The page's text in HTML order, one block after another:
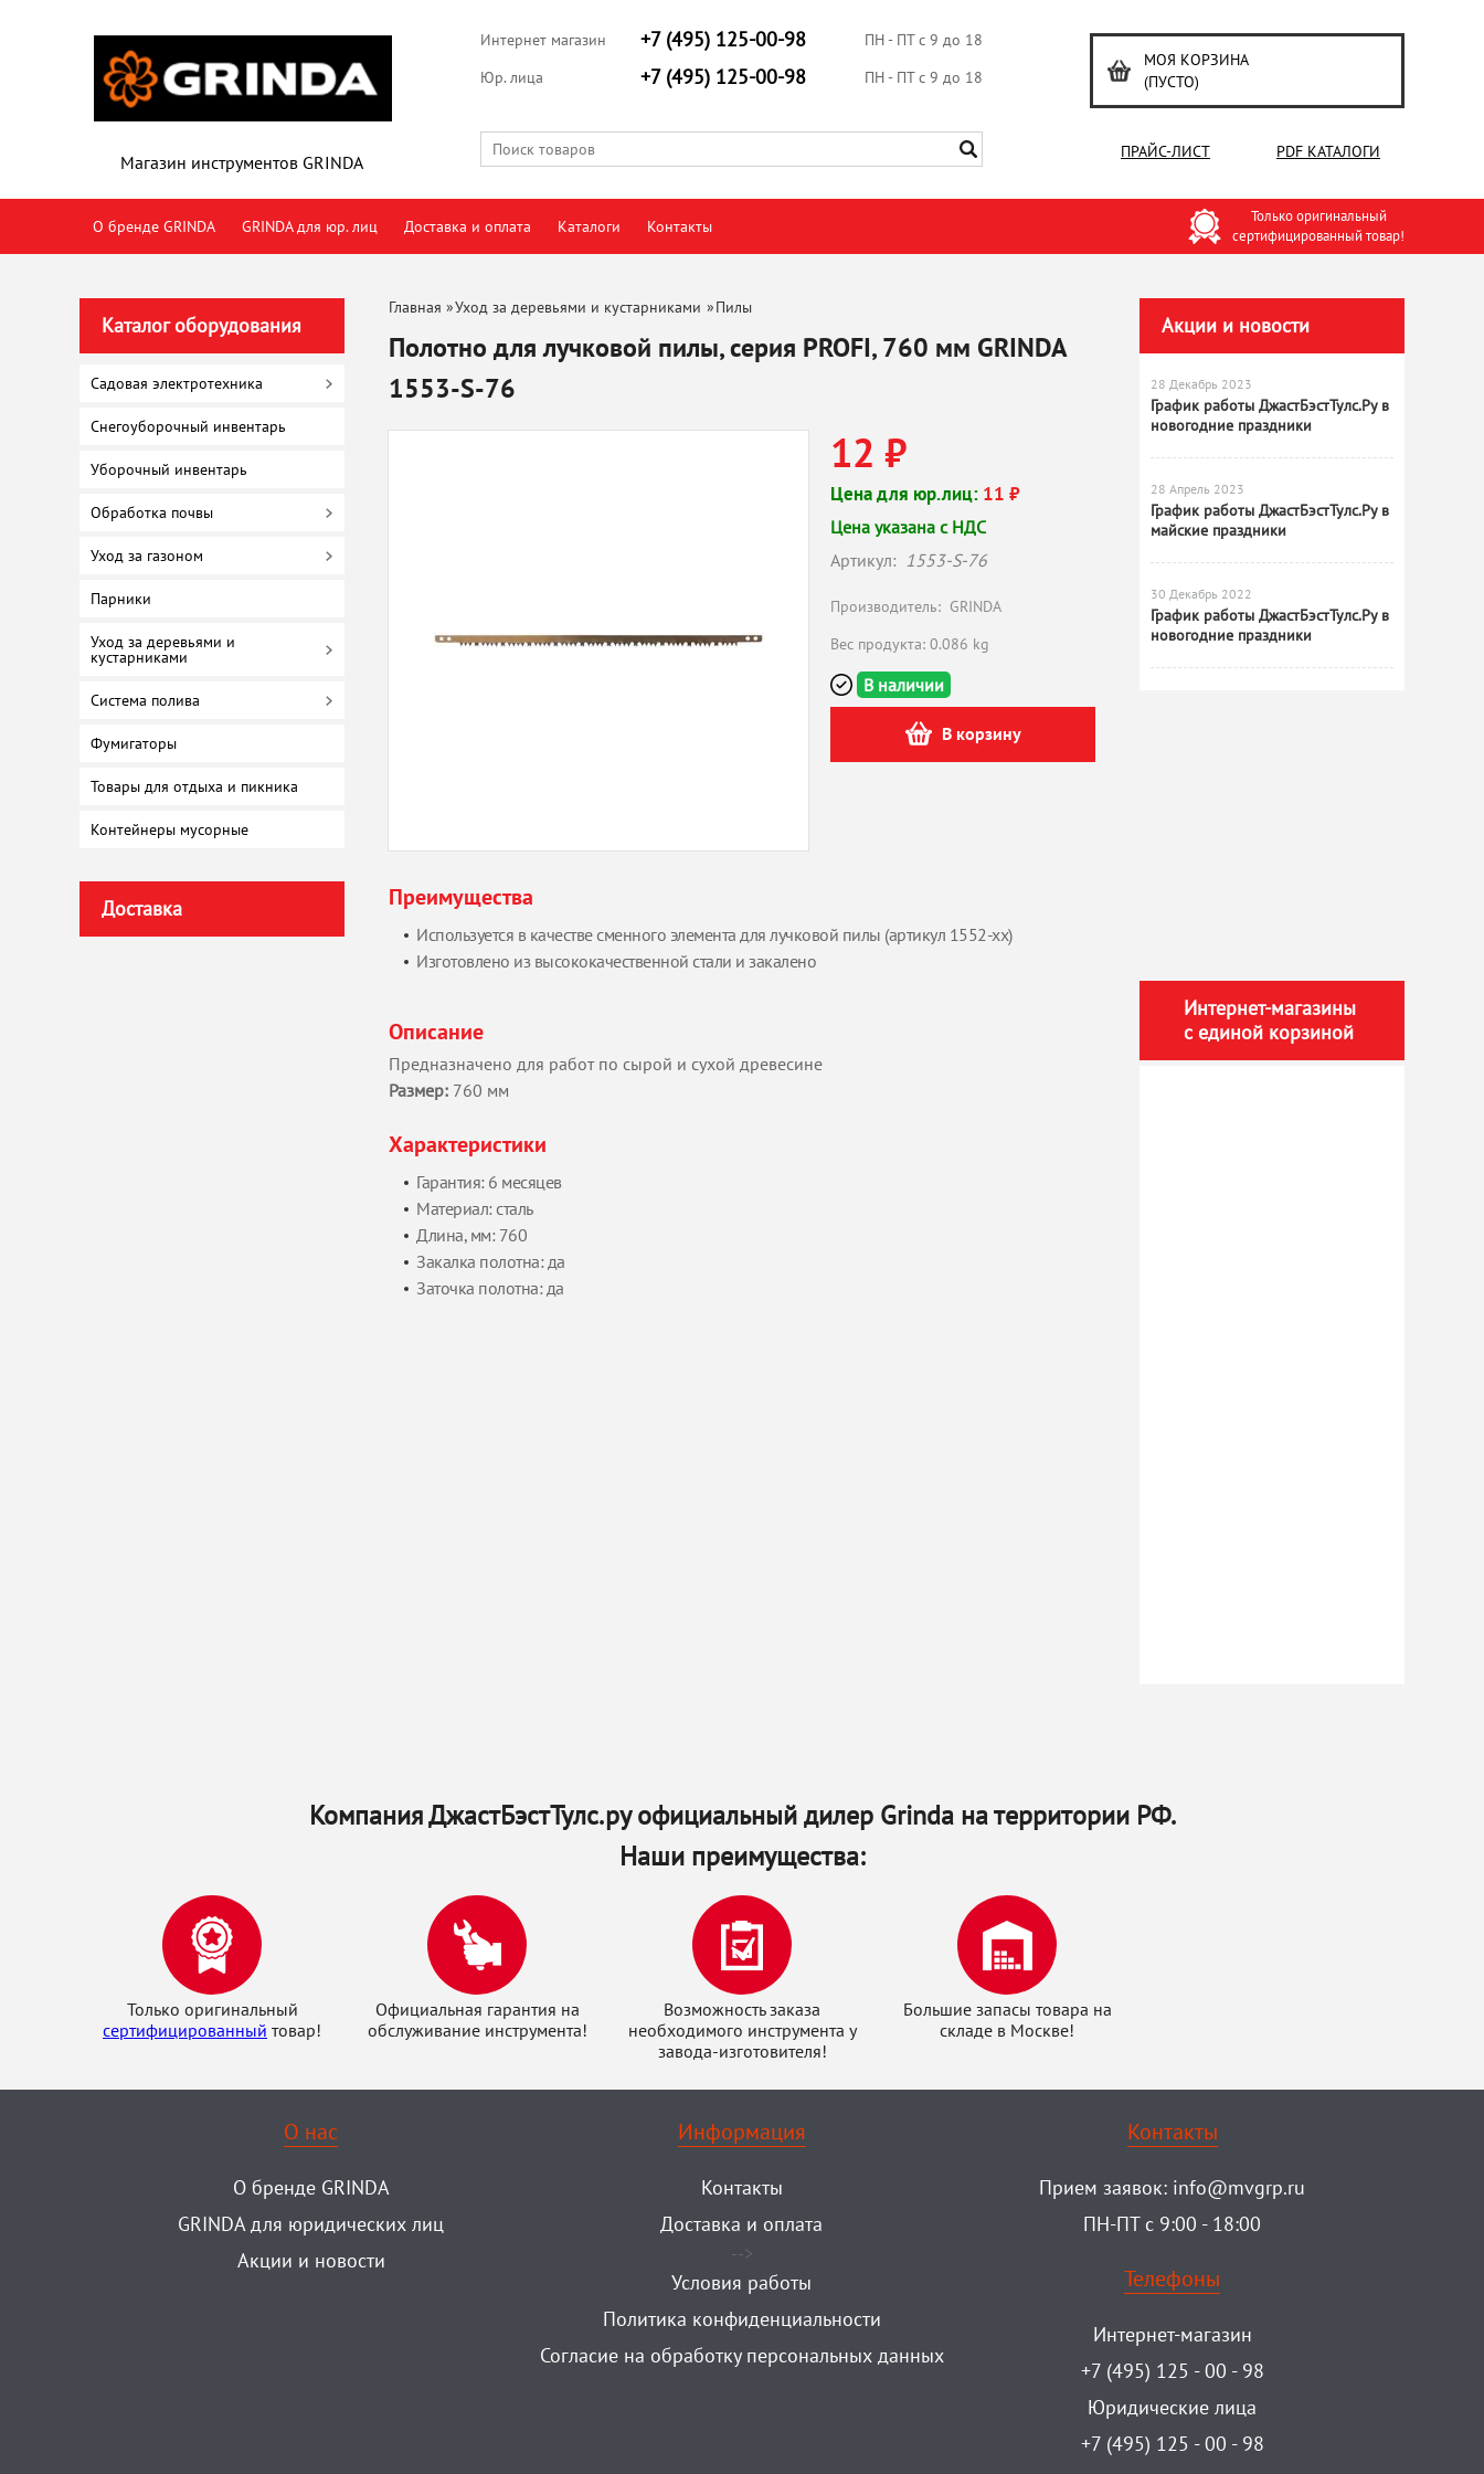
Магазин инструментов GRINDA
Интернет магазин +7 (495) 125-00-98
ПН - ПТ с 9 до 18
Юр. лица
+7 (495) 125-00-98 ПН - ПТ с 9 до 18
МОЯ КОРЗИНА
(ПУСТО)
ПРАЙС-ЛИСТ PDF КАТАЛОГИ
О бренде GRINDA GRINDA для юр. лиц Доставка и оплата Каталоги Контакты
Только оригинальный
сертифицированный товар!
Каталог оборудования
Садовая электротехника
Снегоуборочный инвентарь
Уборочный инвентарь
Обработка почвы
Уход за газоном
Парники
Уход за деревьями и
кустарниками
Система полива
Фумигаторы
Товары для отдыха и пикника
Контейнеры мусорные
Доставка
Главная »Уход за деревьями и кустарниками »Пилы
Полотно для лучковой пилы, серия PROFI, 760 мм GRINDA
1553-S-76
12 ₽
Цена для юр.лиц: 11 ₽
Цена указана с НДС
Артикул: 1553-S-76
Производитель: GRINDA
Вес продукта: 0.086 kg
В наличии
В корзину
Преимущества
Используется в качестве сменного элемента для лучковой пилы (артикул 1552-хх)
Изготовлено из высококачественной стали и закалено
Описание
Предназначено для работ по сырой и сухой древесине
Размер: 760 мм
Характеристики
Гарантия: 6 месяцев
Материал: сталь
Длина, мм: 760
Закалка полотна: да
Заточка полотна: да
Акции и новости
28 Декабрь 2023
График работы ДжастБэстТулс.Ру в
новогодние праздники
28 Апрель 2023
График работы ДжастБэстТулс.Ру в
майские праздники
30 Декабрь 2022
График работы ДжастБэстТулс.Ру в
новогодние праздники
Интернет-магазины
с единой корзиной
Компания ДжастБэстТулс.ру официальный дилер Grinda на территории РФ.
Наши преимущества:
Только оригинальный
сертифицированный товар!
Официальная гарантия на
обслуживание инструмента!
Возможность заказа
необходимого инструмента у
завода-изготовителя!
Большие запасы товара на
складе в Москве!
О нас
О бренде GRINDA
GRINDA для юридических лиц
Акции и новости
Информация
Контакты
Доставка и оплата
-->
Условия работы
Политика конфиденциальности
Согласие на обработку персональных данных
Контакты
Прием заявок: info@mvgrp.ru
ПН-ПТ с 9:00 - 18:00
Телефоны
Интернет-магазин
+7 (495) 125 - 00 - 98
Юридические лица
+7 (495) 125 - 00 - 98